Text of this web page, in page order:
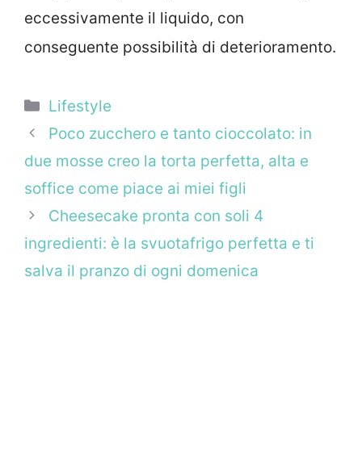
eccessivamente il liquido, con
conseguente possibilità di deterioramento.
Categorie
Lifestyle
Poco zucchero e tanto cioccolato: in
due mosse creo la torta perfetta, alta e
soffice come piace ai miei figli
Cheesecake pronta con soli 4
ingredienti: è la svuotafrigo perfetta e ti
salva il pranzo di ogni domenica